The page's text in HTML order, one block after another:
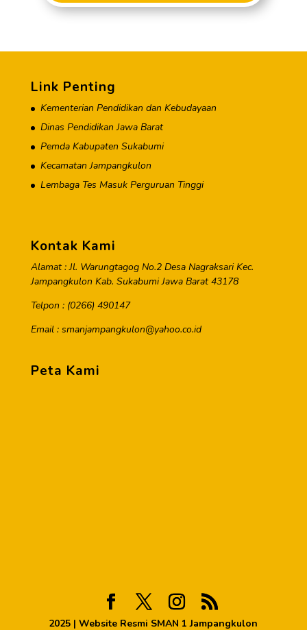
Link Penting
Kementerian Pendidikan dan Kebudayaan
Dinas Pendidikan Jawa Barat
Pemda Kabupaten Sukabumi
Kecamatan Jampangkulon
Lembaga Tes Masuk Perguruan Tinggi
Kontak Kami
Alamat : Jl. Warungtagog No.2 Desa Nagraksari Kec.
Jampangkulon Kab. Sukabumi Jawa Barat 43178
Telpon : (0266) 490147
Email : smanjampangkulon@yahoo.co.id
Peta Kami
2025 | Website Resmi SMAN 1 Jampangkulon